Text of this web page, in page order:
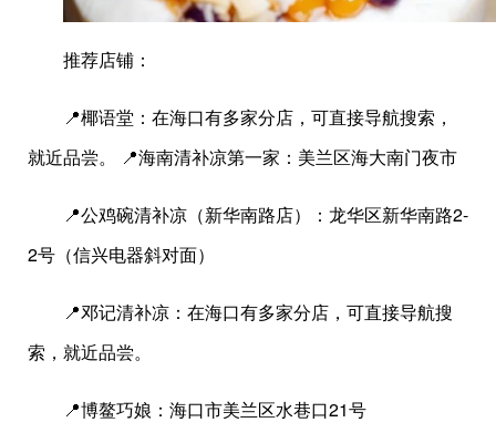
推荐店铺：
📍椰语堂：在海口有多家分店，可直接导航搜索，
就近品尝。 📍海南清补凉第一家：美兰区海大南门夜市
📍公鸡碗清补凉（新华南路店）：龙华区新华南路2-
2号（信兴电器斜对面）
📍邓记清补凉：在海口有多家分店，可直接导航搜
索，就近品尝。
📍博鳌巧娘：海口市美兰区水巷口21号